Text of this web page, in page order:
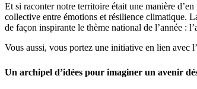
Et si raconter notre territoire était une manière
collective entre émotions et résilience climatique.
de façon inspirante le thème national de l’année :
Vous aussi, vous portez une initiative en lien avec
Un archipel d’idées pour imaginer un avenir